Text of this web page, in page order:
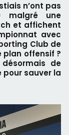
n’ont pas
malgré une
et affichent
avec
Club de
offensif ?
de
sauver la